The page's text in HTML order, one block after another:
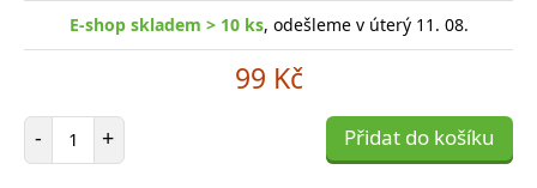
E-shop skladem > 10 ks, odešleme v úterý 11. 08.
99 Kč
- Počet položek
+ Přidat do košíku